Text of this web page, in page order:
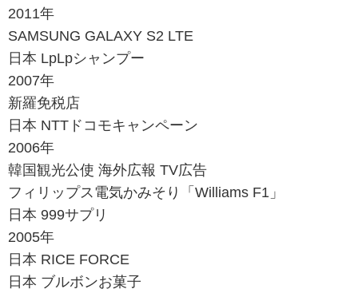
2011年
SAMSUNG GALAXY S2 LTE
日本 LpLpシャンプー
2007年
新羅免税店
日本 NTTドコモキャンペーン
2006年
韓国観光公使 海外広報 TV広告
フィリップス電気かみそり「Williams F1」
日本 999サプリ
2005年
日本 RICE FORCE
日本 ブルボンお菓子